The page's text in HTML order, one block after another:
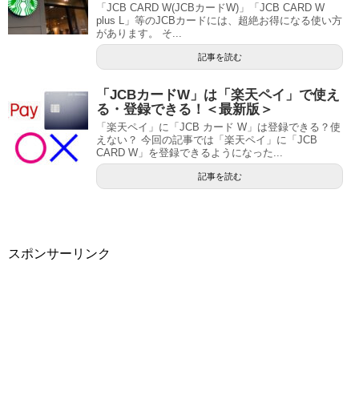
「JCB CARD W(JCBカードW)」「JCB CARD W
plus L」等のJCBカードには、超絶お得になる使い方
があります。 そ...
記事を読む
「JCBカードW」は「楽天ペイ」で使え
る・登録できる！＜最新版＞
「楽天ペイ」に「JCB カード W」は登録できる？使
えない？ 今回の記事では「楽天ペイ」に「JCB
CARD W」を登録できるようになった...
記事を読む
スポンサーリンク